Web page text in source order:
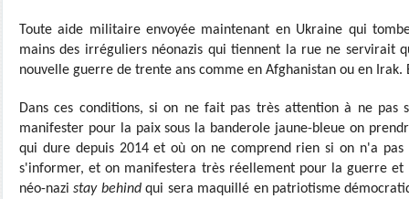
Toute aide militaire envoyée maintenant en Ukraine qui
mains des irréguliers néonazis qui tiennent la rue ne servirait
nouvelle guerre de trente ans comme en Afghanistan ou en Irak.
Dans ces conditions, si on ne fait pas très attention à ne pas
manifester pour la paix sous la banderole jaune-bleue on
qui dure depuis 2014 et où on ne comprend rien si on n'a
s'informer, et on manifestera très réellement pour la guerre
néo-nazistay behindqui sera maquillé en patriotisme